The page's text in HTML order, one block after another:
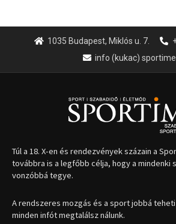
1035 Budapest, Miklós u. 7.
info (kukac)
Túl a 18. X-en és rendezvények százain a
továbbra is a legfőbb célja, hogy a mindenki
vonzóbbá tegye.
A rendszeres mozgás és a sport jobbá
minden infót megtalálsz nálunk.